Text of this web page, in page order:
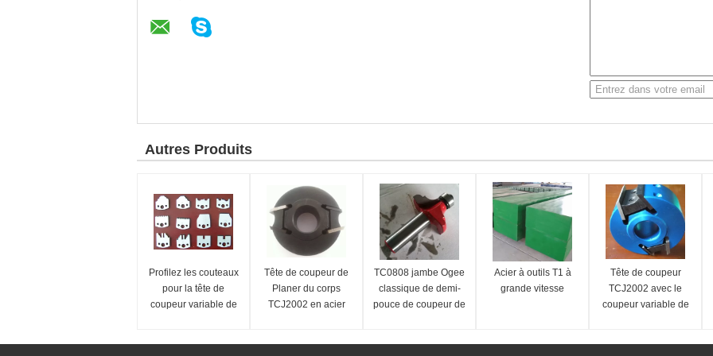
Autres Produits
Profilez les couteaux
pour la tête de
coupeur variable de
Tête de coupeur de
Planer du corps
TCJ2002 en acier
TC0808 jambe Ogee
classique de demi-
pouce de coupeur de
Acier à outils T1 à
grande vitesse
Tête de coupeur
TCJ2002 avec le
coupeur variable de